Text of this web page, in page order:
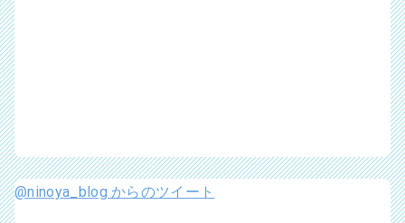
@ninoya_blog からのツイート